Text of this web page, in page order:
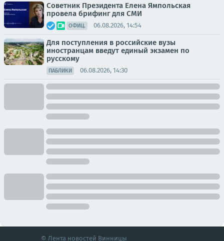
Советник Президента Елена Ямпольская
провела брифинг для СМИ
ОФИЦ. 06.08.2026, 14:54
Для поступления в российские вузы
иностранцам введут единый экзамен по
русскому
ПАБЛИКИ 06.08.2026, 14:30
© Лента новостей Винницы